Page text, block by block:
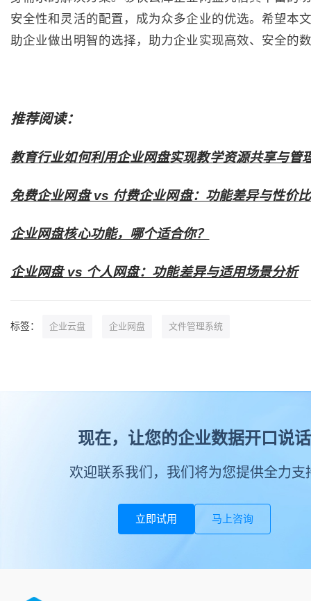
安全性和灵活的配置，成为众多企业的优选。希望本
助企业做出明智的选择，助力企业实现高效、安全的
推荐阅读：
教育行业如何利用企业网盘实现教学资源共享与管
免费企业网盘 vs 付费企业网盘：功能差异与性价
企业网盘核心功能，哪个适合你？
企业网盘 vs 个人网盘：功能差异与适用场景分析
标签： 企业云盘 企业网盘 文件管理系统
现在，让您的企业数据开口说话
欢迎联系我们，我们将为您提供全力支
立即试用 马上咨询